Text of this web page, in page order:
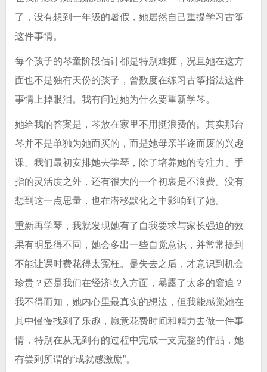
了，没有想到一年级的暑假，她居然自己重提学习古筝
这件事情。
每个孩子的琴童阶段估计都是特别难捱，况且她在这方
面也不是独有天份的孩子，曾数度在练习古筝指法这件
事情上掉眼泪。我有问过她为什么要重新学琴。
她给我的答案是，琴放在家里不用挺浪费的。其实那台
琴并不是单独为她而买的，而是她母亲半途而废的兴趣
课。我们最初安排她去学琴，除了培养她的专注力、手
指的灵活度之外，还有很大的一个初衷是不浪费。没有
想到这一点思量，也在潜移默化之中影响到了她。
重新再学琴，我就发现她有了自我要求与家长强迫的效
果有明显得不同，她会多出一些自觉意识，并常常提到
不能让课时费花得太冤枉。是失去之后，才意识到机会
珍贵？还是我们在经济收入方面，暴露了太多的窘迫？
我不得而知，她内心里最真实的想法，但我能感觉她在
其中慢慢找到了乐趣，愿意花费时间和精力去做一件事
情，特别在从无到有的过程中完成一支完整的作品，她
有尝到所谓的“成就感激励”。